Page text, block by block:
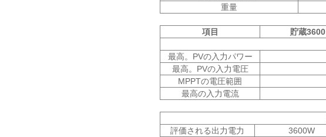
重量
項目 貯蔵3600
最高。PVの入力パワー
最高。PVの入力電圧
MPPTの電圧範囲
最高の入力電流
評価される出力電力
3600W